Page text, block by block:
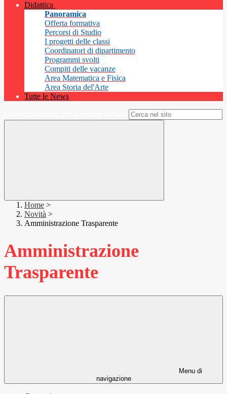
Didattica
Panoramica
Offerta formativa
Percorsi di Studio
I progetti delle classi
Coordinatori di dipartimento
Programmi svolti
Compiti delle vacanze
Area Matematica e Fisica
Area Storia del'Arte
Tutte le News
Home >
Novità >
Amministrazione Trasparente
Amministrazione
Trasparente
Menu di
navigazione